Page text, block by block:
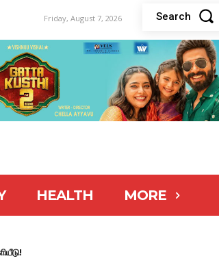
Friday, August 7, 2026 Search
HEALTH MORE